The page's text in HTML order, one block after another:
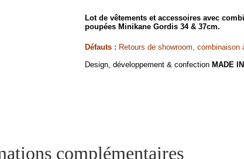
Lot de vêtements et accessoires avec
poupées Minikane Gordis 34 & 37cm.
Défauts : Retours de showroom, combinaison
Design, développement & confection MADE
complémentaires